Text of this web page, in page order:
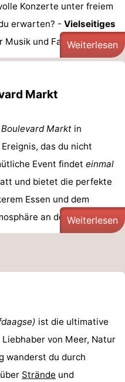
Konzerte unter freiem
erwarten? - Vielseitiges
Musik und Fado ...Weiterlesen
Markt
Boulevard Markt in
das du nicht
Event findet einmal
und bietet die perfekte
Essen und dem
an der ...Weiterlesen
ist die ultimative
von Meer, Natur
wanderst du durch
Strände und